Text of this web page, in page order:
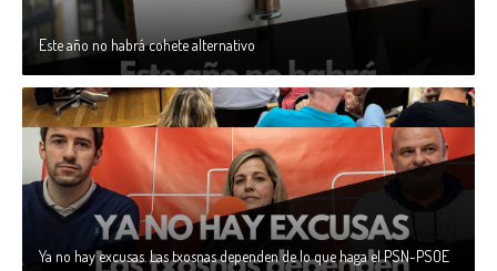
Este año no habrá cohete alternativo
Ya no hay excusas. Las txosnas dependen de lo que haga el PSN-PSOE